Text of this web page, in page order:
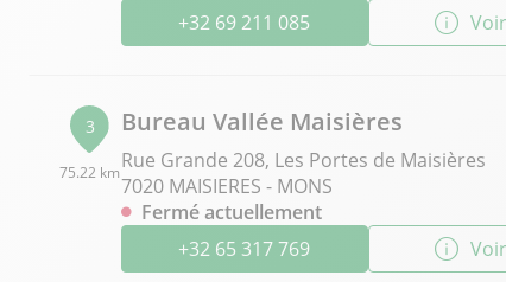
+32 69 211 085
3
75.22 km
Bureau Vallée Maisières
Rue Grande 208, Les Portes de Maisières
7020 MAISIERES - MONS
Fermé actuellement
+32 65 317 769